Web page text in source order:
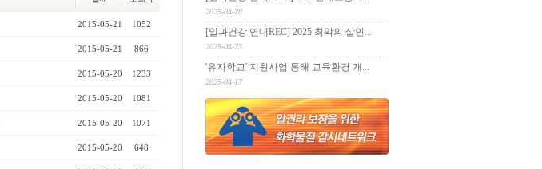
2015-05-21 1052
2015-05-21 866
2015-05-20 1233
2015-05-20 1081
2015-05-20 1071
2015-05-20 648
2025-04-28
[일과건강 연대REC] 2025 최악의 살인...
2025-04-23
'유자학교' 지원사업 통해 교육환경 개...
2025-04-17